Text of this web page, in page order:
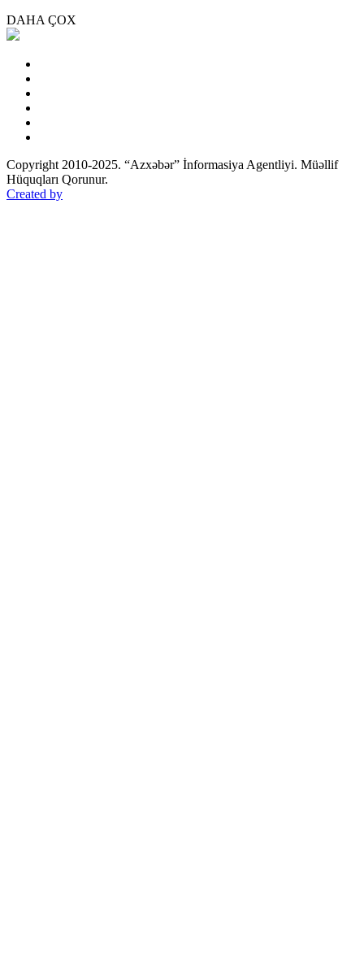
DAHA ÇOX
Copyright 2010-2025. “Azxəbər” İnformasiya Agentliyi. Müəllif
Hüquqları Qorunur.
Created by